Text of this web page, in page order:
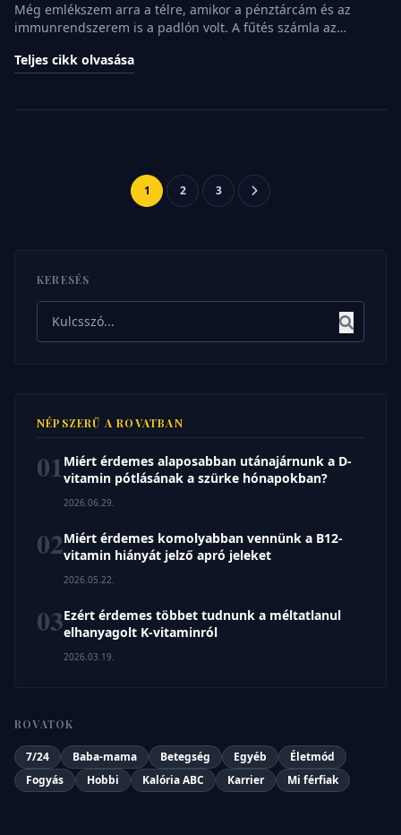
Még emlékszem arra a télre, amikor a pénztárcám és az
immunrendszerem is a padlón volt. A fűtés számla az
harcoltam a gondolattal, hogy be kell ruháznom egy havi
Teljes cikk olvasása
Bejegyzések
lapozása
1 2 3
KERESÉS
NÉPSZERŰ A ROVATBAN
01Miért érdemes alaposabban utánajárnunk a D-
vitamin pótlásának a szürke hónapokban?
2026.06.29.
02Miért érdemes komolyabban vennünk a B12-
vitamin hiányát jelző apró jeleket
2026.05.22.
03Ezért érdemes többet tudnunk a méltatlanul
elhanyagolt K-vitaminról
2026.03.19.
ROVATOK
7/24 Baba-mama Betegség Egyéb
Életmód
Fogyás
Hobbi Kalória ABC Karrier Mi férfiak